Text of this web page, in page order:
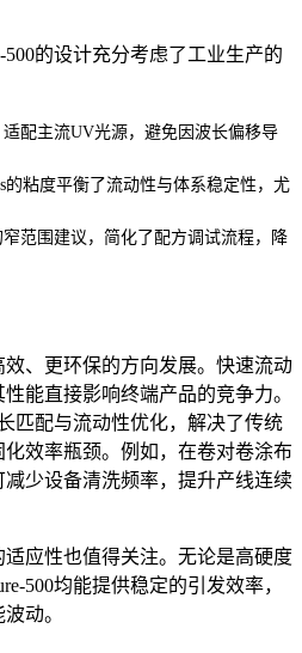
500的设计充分考虑了工业生产的
适配主流UV光源，避免因波长偏移导
的粘度平衡了流动性与体系稳定性，尤
窄范围建议，简化了配方调试流程，降
、更环保的方向发展。快速流动
能直接影响终端产品的竞争力。
匹配与流动性优化，解决了传统
效率瓶颈。例如，在卷对卷涂布
少设备清洗频率，提升产线连续
应性也值得关注。无论是高硬度
500均能提供稳定的引发效率，
动。